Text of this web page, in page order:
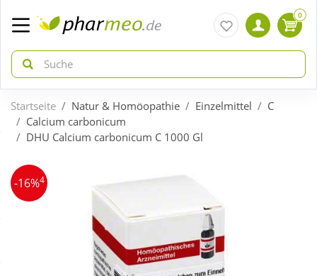
zurück
Aktuelle Coupons
zurück
Arzneimittel
0
Startseite Natur & Homöopathie Einzelmittel
C
Calcium carbonicum
DHU Calcium carbonicum C 1000 Gl
-16%4